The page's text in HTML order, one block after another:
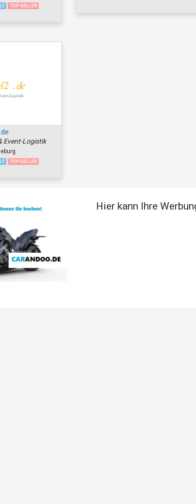
Event-Logistik
Hier kann Ihre